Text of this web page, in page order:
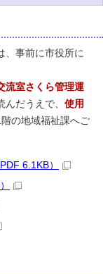
、事前に市役所に
流室さくら管理運
んだうえで、 使用
の地域福祉課へご
6.1KB）